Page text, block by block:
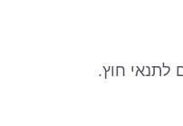
לתנאי חוץ.